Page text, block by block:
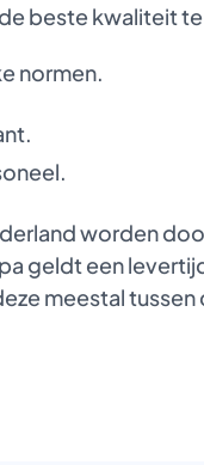
beste kwaliteit
normen.
worden
geldt een
meestal